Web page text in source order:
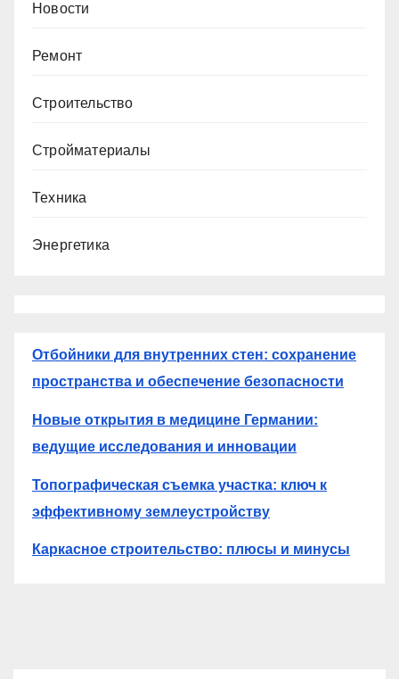
Новости
Ремонт
Строительство
Стройматериалы
Техника
Энергетика
Отбойники для внутренних стен: сохранение
пространства и обеспечение безопасности
Новые открытия в медицине Германии:
ведущие исследования и инновации
Топографическая съемка участка: ключ к
эффективному землеустройству
Каркасное строительство: плюсы и минусы